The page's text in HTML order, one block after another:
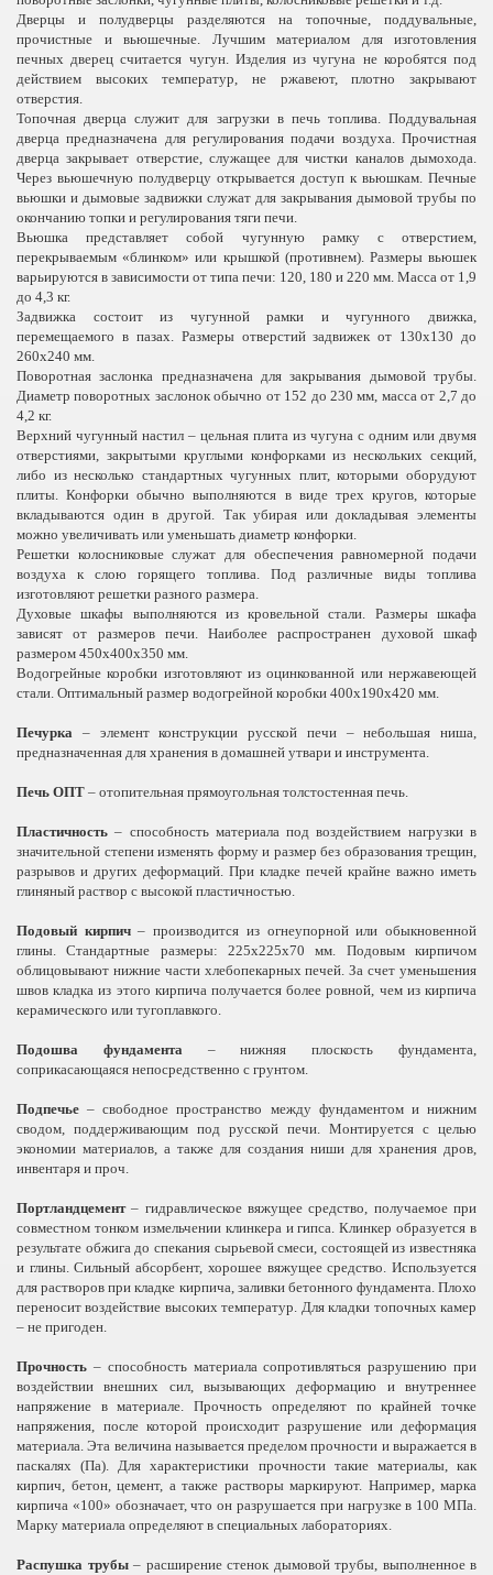
Дверцы и полудверцы разделяются на топочные, поддувальные,
прочистные и вьюшечные. Лучшим материалом для изготовления
печных дверец считается чугун. Изделия из чугуна не коробятся под
действием высоких температур, не ржавеют, плотно закрывают
отверстия.
Топочная дверца служит для загрузки в печь топлива. Поддувальная
дверца предназначена для регулирования подачи воздуха. Прочистная
дверца закрывает отверстие, служащее для чистки каналов дымохода.
Через вьюшечную полудверцу открывается доступ к вьюшкам. Печные
вьюшки и дымовые задвижки служат для закрывания дымовой трубы по
окончанию топки и регулирования тяги печи.
Вьюшка представляет собой чугунную рамку с отверстием,
перекрываемым «блинком» или крышкой (противнем). Размеры вьюшек
варьируются в зависимости от типа печи: 120, 180 и 220 мм. Масса от 1,9
до 4,3 кг.
Задвижка состоит из чугунной рамки и чугунного движка,
перемещаемого в пазах. Размеры отверстий задвижек от 130х130 до
260х240 мм.
Поворотная заслонка предназначена для закрывания дымовой трубы.
Диаметр поворотных заслонок обычно от 152 до 230 мм, масса от 2,7 до
4,2 кг.
Верхний чугунный настил – цельная плита из чугуна с одним или двумя
отверстиями, закрытыми круглыми конфорками из нескольких секций,
либо из несколько стандартных чугунных плит, которыми оборудуют
плиты. Конфорки обычно выполняются в виде трех кругов, которые
вкладываются один в другой. Так убирая или докладывая элементы
можно увеличивать или уменьшать диаметр конфорки.
Решетки колосниковые служат для обеспечения равномерной подачи
воздуха к слою горящего топлива. Под различные виды топлива
изготовляют решетки разного размера.
Духовые шкафы выполняются из кровельной стали. Размеры шкафа
зависят от размеров печи. Наиболее распространен духовой шкаф
размером 450х400х350 мм.
Водогрейные коробки изготовляют из оцинкованной или нержавеющей
стали. Оптимальный размер водогрейной коробки 400х190х420 мм.
Печурка – элемент конструкции русской печи – небольшая ниша,
предназначенная для хранения в домашней утвари и инструмента.
Печь ОПТ – отопительная прямоугольная толстостенная печь.
Пластичность – способность материала под воздействием нагрузки в
значительной степени изменять форму и размер без образования трещин,
разрывов и других деформаций. При кладке печей крайне важно иметь
глиняный раствор с высокой пластичностью.
Подовый кирпич– производится из огнеупорной или обыкновенной
глины. Стандартные размеры: 225х225х70 мм. Подовым кирпичом
облицовывают нижние части хлебопекарных печей. За счет уменьшения
швов кладка из этого кирпича получается более ровной, чем из кирпича
керамического или тугоплавкого.
Подошва фундамента– нижняя плоскость фундамента,
соприкасающаяся непосредственно с грунтом.
Подпечье – свободное пространство между фундаментом и нижним
сводом, поддерживающим под русской печи. Монтируется с целью
экономии материалов, а также для создания ниши для хранения дров,
инвентаря и проч.
Портландцемент– гидравлическое вяжущее средство, получаемое при
совместном тонком измельчении клинкера и гипса. Клинкер образуется в
результате обжига до спекания сырьевой смеси, состоящей из известняка
и глины. Сильный абсорбент, хорошее вяжущее средство. Используется
для растворов при кладке кирпича, заливки бетонного фундамента. Плохо
переносит воздействие высоких температур. Для кладки топочных камер
– не пригоден.
Прочность – способность материала сопротивляться разрушению при
воздействии внешних сил, вызывающих деформацию и внутреннее
напряжение в материале. Прочность определяют по крайней точке
напряжения, после которой происходит разрушение или деформация
материала. Эта величина называется пределом прочности и выражается в
паскалях (Па). Для характеристики прочности такие материалы, как
кирпич, бетон, цемент, а также растворы маркируют. Например, марка
кирпича «100» обозначает, что он разрушается при нагрузке в 100 МПа.
Марку материала определяют в специальных лабораториях.
Распушка трубы– расширение стенок дымовой трубы, выполненное в